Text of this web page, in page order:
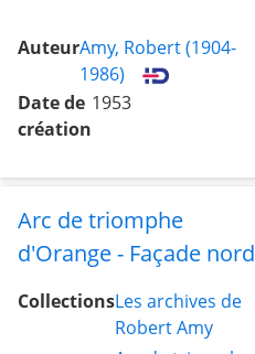
AuteurAmy, Robert (1904-
1986)
Date de
création
1953
Arc de triomphe
d'Orange - Façade nord
CollectionsLes archives de
Robert Amy